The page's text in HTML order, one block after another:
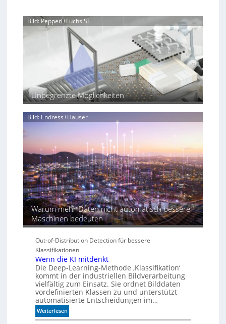
z
f
ü
r
d
i
e
-
r
a
Bild: Pepperl+Fuchs SE
Unbegrenzte Möglichkeiten
Bild: Endress+Hauser
Warum mehr Daten nicht automatisch bessere
Maschinen bedeuten
Out-of-Distribution Detection für bessere
Klassifikationen
Wenn die KI mitdenkt
Die Deep-Learning-Methode ‚Klassifikation‘
kommt in der industriellen Bildverarbeitung
vielfältig zum Einsatz. Sie ordnet Bilddaten
vordefinierten Klassen zu und unterstützt
automatisierte Entscheidungen im…
Weiterlesen:
W